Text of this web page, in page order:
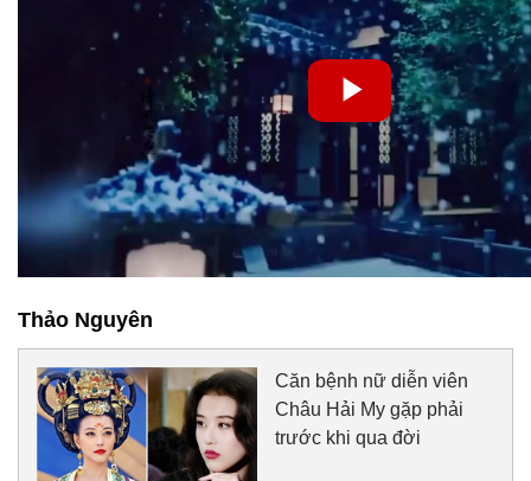
Thảo Nguyên
Căn bệnh nữ diễn viên
Châu Hải My gặp phải
trước khi qua đời